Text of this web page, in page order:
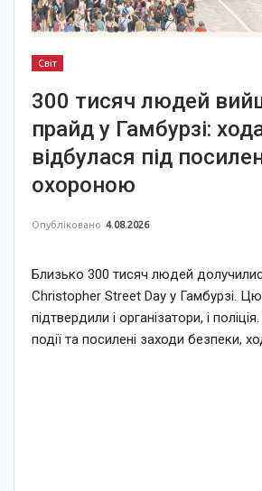
Світ
300 тисяч людей
прайд у Гамбурзі:
відбулася під
охороною
Опубліковано 4.08.2026
Близько 300 тисяч людей
Christopher Street Day у Гамбурзі. Цю
підтвердили і організатори, і
події та посилені заходи безпеки,